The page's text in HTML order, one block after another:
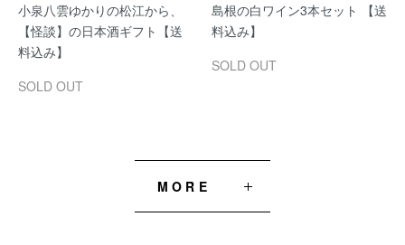
小泉八雲ゆかりの松江から、
【怪談】の日本酒ギフト【送
料込み】
SOLD OUT
島根の白ワイン3本セット 【送
料込み】
SOLD OUT
MORE